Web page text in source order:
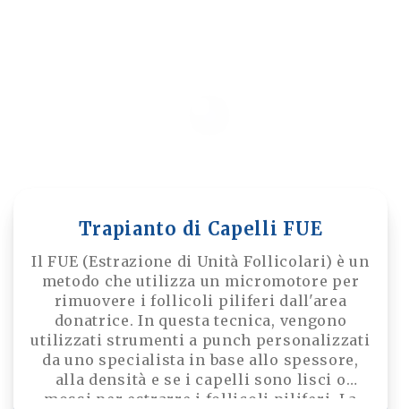
Trapianto di Capelli FUE
Il FUE (Estrazione di Unità Follicolari) è un
metodo che utilizza un micromotore per
rimuovere i follicoli piliferi dall'area
donatrice. In questa tecnica, vengono
utilizzati strumenti a punch personalizzati
da uno specialista in base allo spessore,
alla densità e se i capelli sono lisci o
mossi per estrarre i follicoli piliferi. La